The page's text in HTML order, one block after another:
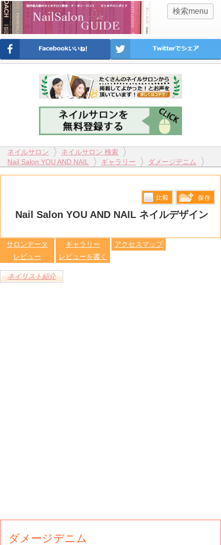
検索menu
ネイルサロン
ネイルサロン 検索
Nail Salon YOU AND NAIL
ギャラリー ダメージデニム
Nail Salon YOU AND NAIL ネイルデザイン
比較す 保存リス
サロンデータ ギャラリー
アクセスマップ
レビュー
レビューを書く
ネイリスト紹介
ダメージデニム